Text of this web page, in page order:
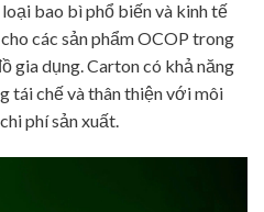
bao bì phổ biến và kinh tế
các sản phẩm OCOP trong
gia dụng. Carton có khả năng
tái chế và thân thiện với môi
phí sản xuất.